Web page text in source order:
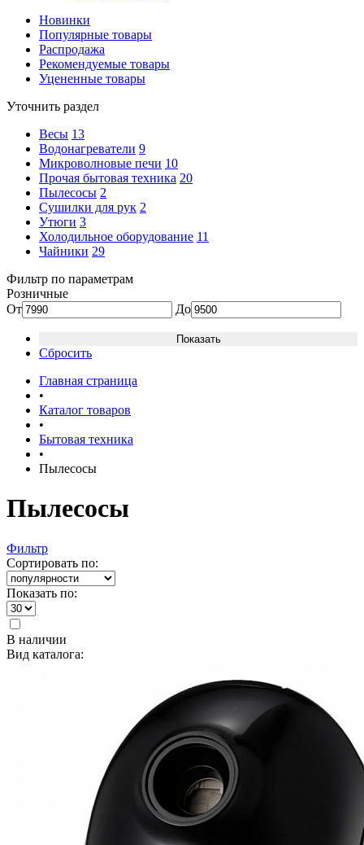
Новинки
Популярные товары
Распродажа
Рекомендуемые товары
Уцененные товары
Уточнить раздел
Весы 13
Водонагреватели 9
Микроволновые печи 10
Прочая бытовая техника 20
Пылесосы 2
Сушилки для рук 2
Утюги 3
Холодильное оборудование 11
Чайники 29
Фильтр по параметрам
Розничные
От
До
Сбросить
Главная страница
•
Каталог товаров
•
Бытовая техника
•
Пылесосы
Пылесосы
Фильтр
Сортировать по:
Показать по:
В наличии
Вид каталога: